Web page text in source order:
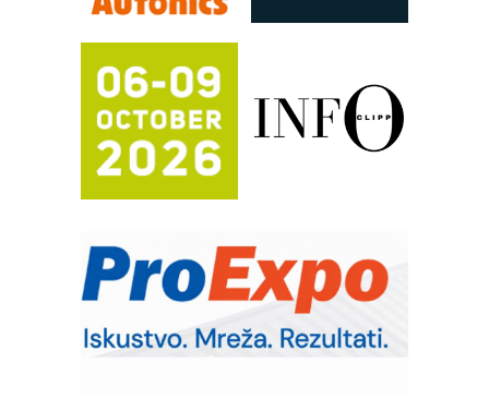
Automatizacija pakovanja · Display
Proizvodnja iC7 Hybrid 1500 VDC
mrežnog pretvarača sa tečnim
hlađenjem
Potpuna efikasnost bez složenih
sistema
IB BLUMENAUER - više od 40 godina
poverenja u industriji
RMQ-TITAN ADVANCED INDICATOR
– Pametna signalizacija za efikasnije
upravljanje mašinama